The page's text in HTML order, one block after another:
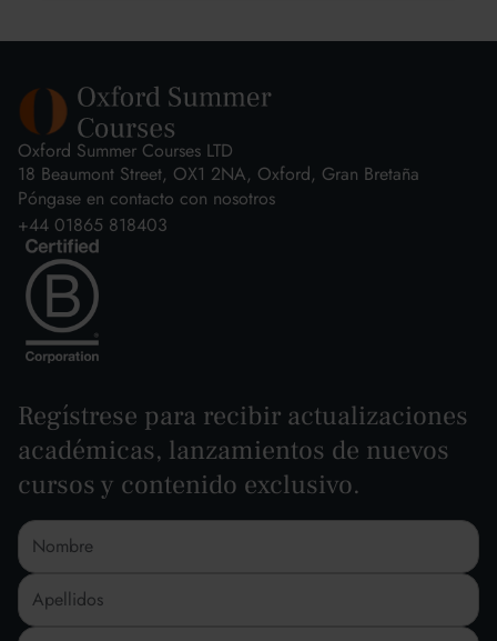
Oxford Summer Courses LTD
18 Beaumont Street, OX1 2NA, Oxford, Gran Bretaña
Póngase en contacto con nosotros
+44 01865 818403
Regístrese para recibir actualizaciones
académicas, lanzamientos de nuevos
cursos y contenido exclusivo.